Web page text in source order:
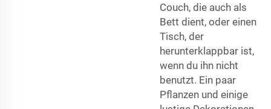
Couch, die auch als
Bett dient, oder einen
Tisch, der
herunterklappbar ist,
wenn du ihn nicht
benutzt. Ein paar
Pflanzen und einige